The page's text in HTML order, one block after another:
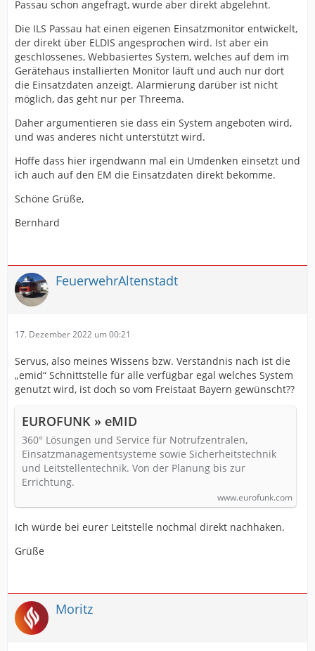
Passau schon angefragt, wurde aber direkt abgelehnt.
Die ILS Passau hat einen eigenen Einsatzmonitor entwickelt,
der direkt über ELDIS angesprochen wird. Ist aber ein
geschlossenes, Webbasiertes System, welches auf dem im
Gerätehaus installierten Monitor läuft und auch nur dort
die Einsatzdaten anzeigt. Alarmierung darüber ist nicht
möglich, das geht nur per Threema.
Daher argumentieren sie dass ein System angeboten wird,
und was anderes nicht unterstützt wird.
Hoffe dass hier irgendwann mal ein Umdenken einsetzt und
ich auch auf den EM die Einsatzdaten direkt bekomme.
Schöne Grüße,
Bernhard
FeuerwehrAltenstadt
17. Dezember 2022 um 00:21
Servus, also meines Wissens bzw. Verständnis nach ist die
„emid“ Schnittstelle für alle verfügbar egal welches System
genutzt wird, ist doch so vom Freistaat Bayern gewünscht??
EUROFUNK » eMID
360° Lösungen und Service für Notrufzentralen,
Einsatzmanagementsysteme sowie Sicherheitstechnik
und Leitstellentechnik. Von der Planung bis zur
Errichtung.
www.eurofunk.com
Ich würde bei eurer Leitstelle nochmal direkt nachhaken.
Grüße
Moritz